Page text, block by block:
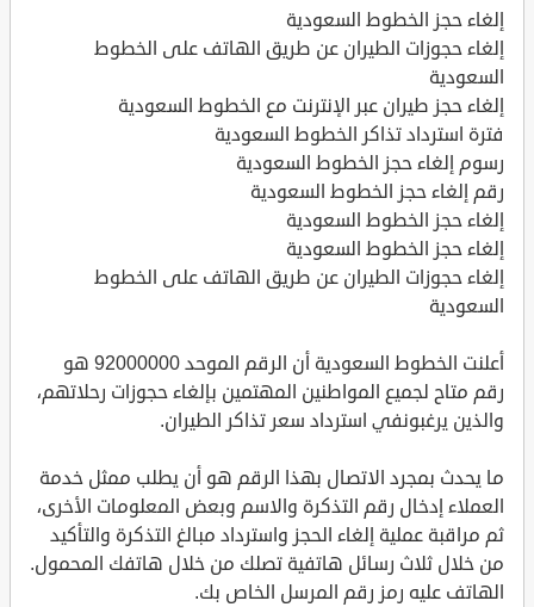
إلغاء حجز الخطوط السعودية
إلغاء حجوزات الطيران عن طريق الهاتف على الخطوط
السعودية
إلغاء حجز طيران عبر الإنترنت مع الخطوط السعودية
فترة استرداد تذاكر الخطوط السعودية
رسوم إلغاء حجز الخطوط السعودية
رقم إلغاء حجز الخطوط السعودية
إلغاء حجز الخطوط السعودية
إلغاء حجز الخطوط السعودية
إلغاء حجوزات الطيران عن طريق الهاتف على الخطوط
السعودية
أعلنت الخطوط السعودية أن الرقم الموحد 92000000 هو
رقم متاح لجميع المواطنين المهتمين بإلغاء حجوزات رحلاتهم،
والذين يرغبونفي استرداد سعر تذاكر الطيران.
ما يحدث بمجرد الاتصال بهذا الرقم هو أن يطلب ممثل خدمة
العملاء إدخال رقم التذكرة والاسم وبعض المعلومات الأخرى،
ثم مراقبة عملية إلغاء الحجز واسترداد مبالغ التذكرة والتأكيد
من خلال ثلاث رسائل هاتفية تصلك من خلال هاتفك المحمول.
الهاتف عليه رمز رقم المرسل الخاص بك.